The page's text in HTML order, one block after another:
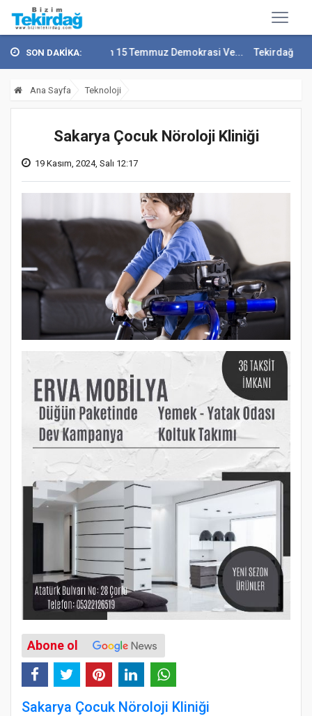
SON DAKİKA:
Soytürk'ten 15 Temmuz Demokrasi Ve... Tekirdağ En Çok Göç
Ana Sayfa Teknoloji
Sakarya Çocuk Nöroloji Kliniği
19 Kasım, 2024, Salı 12:17
Abone ol
Sakarya Çocuk Nöroloji Kliniği